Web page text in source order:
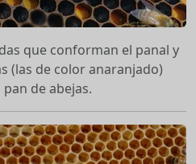
que conforman el panal y
(las de color anaranjado)
de abejas.